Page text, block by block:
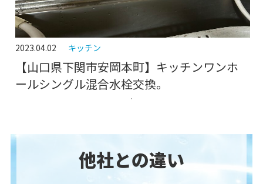
2023.04.02 キッチン
【山口県下関市安岡本町】キッチンワンホ
ールシングル混合水栓交換。
他社との違い